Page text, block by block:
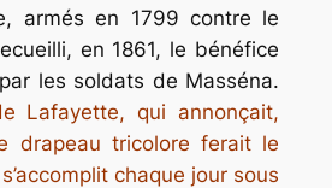
armés en 1799 contre le
en 1861, le bénéfice
les soldats de Masséna.
Lafayette, qui annonçait,
drapeau tricolore ferait le
chaque jour sous